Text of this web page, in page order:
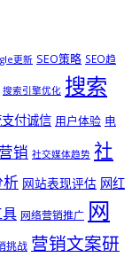
更新 SEO策略 SEO趋
搜索引擎优化 搜索
付诚信 用户体验 电
销 社交媒体趋势 社
析 网站表现评估 网红
网络营销推广 网
挑战 营销文案研